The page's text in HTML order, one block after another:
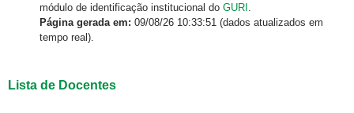
módulo de identificação institucional do GURI .
Página gerada em: 09/08/26 10:33:51 (dados atualizados em
tempo real).
Lista de Docentes